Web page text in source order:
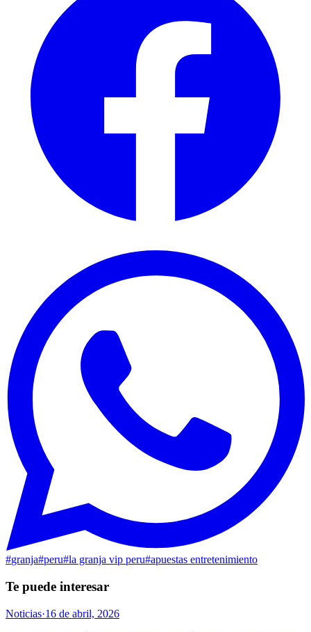
#granja#peru#la granja vip peru#apuestas entretenimiento
Te puede interesar
Noticias·16 de abril, 2026